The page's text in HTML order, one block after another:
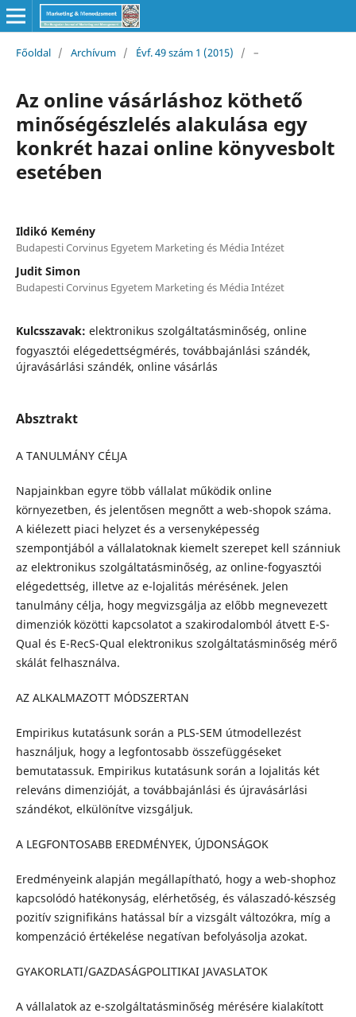
Főoldal / Archívum / Évf. 49 szám 1 (2015) / –
Az online vásárláshoz köthető
minőségészlelés alakulása egy
konkrét hazai online könyvesbolt
esetében
Ildikó Kemény
Budapesti Corvinus Egyetem Marketing és Média Intézet
Judit Simon
Budapesti Corvinus Egyetem Marketing és Média Intézet
Kulcsszavak: elektronikus szolgáltatásminőség, online
fogyasztói elégedettségmérés, továbbajánlási szándék,
újravásárlási szándék, online vásárlás
Absztrakt
A TANULMÁNY CÉLJA
Napjainkban egyre több vállalat működik online
környezetben, és jelentősen megnőtt a web-shopok száma.
A kiélezett piaci helyzet és a versenyképesség
szempontjából a vállalatoknak kiemelt szerepet kell szánniuk
az elektronikus szolgáltatásminőség, az online-fogyasztói
elégedettség, illetve az e-lojalitás mérésének. Jelen
tanulmány célja, hogy megvizsgálja az előbb megnevezett
dimenziók közötti kapcsolatot a szakirodalomból átvett E-S-
Qual és E-RecS-Qual elektronikus szolgáltatásminőség mérő
skálát felhasználva.
AZ ALKALMAZOTT MÓDSZERTAN
Empirikus kutatásunk során a PLS-SEM útmodellezést
használjuk, hogy a legfontosabb összefüggéseket
bemutatassuk. Empirikus kutatásunk során a lojalitás két
releváns dimenzióját, a továbbajánlási és újravásárlási
szándékot, elkülönítve vizsgáljuk.
A LEGFONTOSABB EREDMÉNYEK, ÚJDONSÁGOK
Eredményeink alapján megállapítható, hogy a web-shophoz
kapcsolódó hatékonyság, elérhetőség, és válaszadó-készség
pozitív szignifikáns hatással bír a vizsgált változókra, míg a
kompenzáció értékelése negatívan befolyásolja azokat.
GYAKORLATI/GAZDASÁGPOLITIKAI JAVASLATOK
A vállalatok az e-szolgáltatásminőség mérésére kialakított